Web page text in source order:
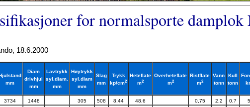
for normalsporte damplok
18.6.2000
mm
Diam
drivhjul
mm
Lavtrykk
syl.diam.
mm
Høytrykk
syl.diam
mm
Slag
mm
Trykk
kp/cm2
Heteflate
m2
Overheteflate
m2
Ristflate
m2
Vann
tonn
Kull
tonn
3734 1448 305 508 8,44 48,6 0,75 2,2 0,7